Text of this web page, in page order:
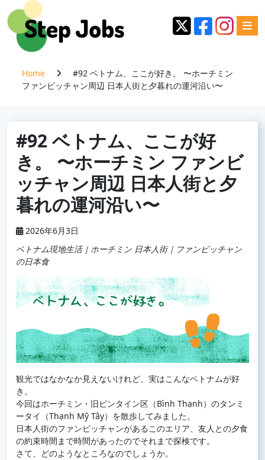
Home
#92 ベトナム、ここが好き。 〜ホーチミン
ファンビッチャン周辺 日本人街と夕暮れの運河沿い〜
#92 ベトナム、ここが好
き。 〜ホーチミン ファンビ
ッチャン周辺 日本人街と夕
暮れの運河沿い〜
2026年6月3日
ベトナム現地生活｜ホーチミン 日本人街｜ファンビッチャン
の日本食
観光ではなかなか見えないけれど、実はこんなベトナムが好
き。
今回はホーチミン・旧ビンタイン区（Bình Thạnh）のタンミ
ータイ（Thạnh Mỹ Tây）を散歩してみました。
日本人街のファンビッチャンがあるこのエリア、友人との夕食
の約束時間まで時間があったのでそれまで探検です。
さて、どのようなところなのでしょうか。